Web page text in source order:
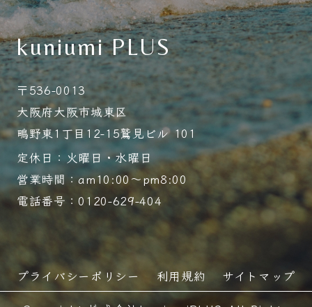
kuniumi PLUS
〒536-0013
大阪府大阪市城東区
鴫野東1丁目12-15鷲見ビル 101
定休日：火曜日・水曜日
営業時間：am10:00～pm8:00
電話番号：0120-629-404
プライバシーポリシー 利用規約
サイトマップ